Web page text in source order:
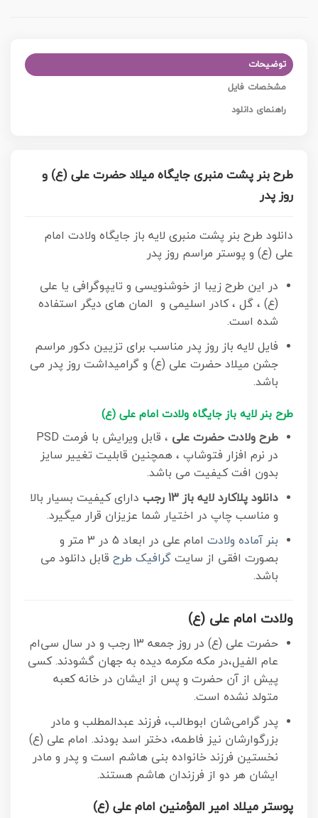
توضیحات
مشخصات فایل
راهنمای دانلود
طرح بنر پشت منبری جایگاه میلاد حضرت علی (ع) و
روز پدر
دانلود طرح بنر پشت منبری لایه باز جایگاه ولادت امام
علی (ع) و پوستر مراسم روز پدر
در این طرح زیبا از خوشنویسی و تایپوگرافی یا علی
(ع) ، گل ، کادر اسلیمی و المان های دیگر استفاده
شده است.
فایل لایه باز روز پدر مناسب برای تزیین دکور مراسم
جشن میلاد حضرت علی (ع) و گرامیداشت روز پدر می
باشد.
طرح بنر لایه باز جایگاه ولادت امام علی (ع)
طرح ولادت حضرت علی
، قابل ویرایش با فرمت PSD
در نرم افزار فتوشاپ ، همچنین قابلیت تغییر سایز
بدون افت کیفیت می باشد.
دانلود پلاکارد لایه باز 13 رجب
دارای کیفیت بسیار بالا
و مناسب چاپ در اختیار شما عزیزان قرار میگیرد.
بنر آماده ولادت
امام علی در ابعاد 5 در 3 متر و
بصورت افقی از سایت گرافیک طرحقابل دانلود می
باشد.
ولادت امام علی (ع)
حضرت علی (ع) در روز جمعه 13 رجب و در سال سى‌‏ام
عام الفیل،در مکه مکرمه دیده به جهان گشودند. کسی
پیش از آن حضرت و پس از ایشان در خانه کعبه
متولد نشده است.
پدر گرامی‌شان ابوطالب، فرزند عبدالمطلب و مادر
بزرگوارشان نیز فاطمه، دختر اسد بودند. امام علی (ع)
نخستین فرزند خانواده بنی هاشم است و پدر و مادر
ایشان هر دو از فرزندان هاشم هستند.
پوستر میلاد امیر المؤمنین امام علی (ع)